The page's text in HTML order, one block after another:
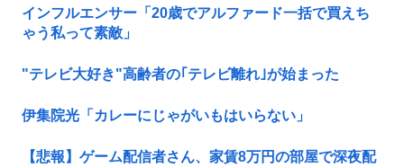
インフルエンサー「20歳でアルファード一括で買えち
ゃう私って素敵」
"テレビ大好き"高齢者の｢テレビ離れ｣が始まった
伊集院光「カレーにじゃがいもはいらない」
【悲報】ゲーム配信者さん、家賃8万円の部屋で深夜配